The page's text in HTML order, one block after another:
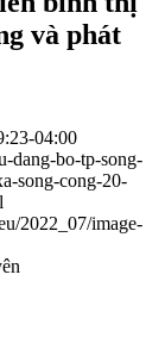
và phát
04:00
dang-bo-tp-song-
song-cong-20-
2022_07/image-